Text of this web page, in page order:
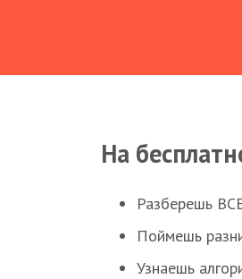
На
Разберешь
Поймешь
Узнаешь